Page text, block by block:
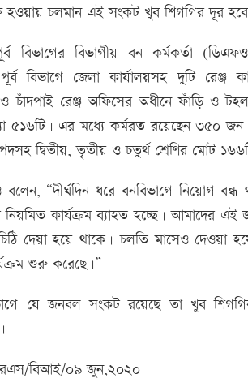
হওয়ায় চলমান এই সংকট খুব শিগগির দূর
বিভাগের বিভাগীয় বন কর্মকর্তা
বিভাগে জেলা কার্যালয়সহ দুটি রেঞ্জ
চাঁদপাই রেঞ্জ অফিসের অধীনে ফাঁড়ি ও
৫১৬টি। এর মধ্যে কর্মরত রয়েছেন ৩৫০
দ্বিতীয়, তৃতীয় ও চতুর্থ শ্রেণির মোট
“দীর্ঘদিন ধরে বনবিভাগে নিয়োগ
নিয়মিত কার্যক্রম ব্যাহত হচ্ছে। আমাদের
চিঠি দেয়া হয়ে থাকে। চলতি মাসেও দেওয়া
শুরু করেছে।”
যে জনবল সংকট রয়েছে তা খুব
বিআই/০৯ জুন,২০২০